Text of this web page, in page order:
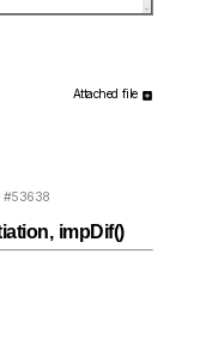
Attached file
#53638
impDif()